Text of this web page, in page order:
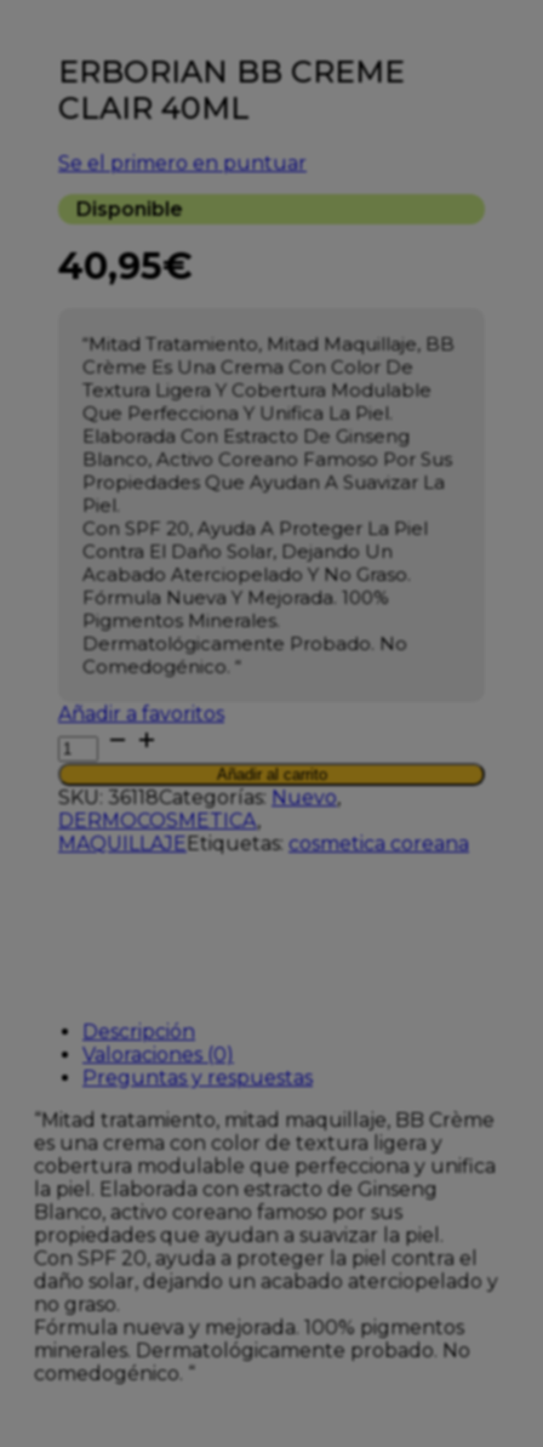
ERBORIAN BB CREME
CLAIR 40ML
Se el primero en puntuar
Disponible
40,95€
“Mitad Tratamiento, Mitad Maquillaje, BB
Crème Es Una Crema Con Color De
Textura Ligera Y Cobertura Modulable
Que Perfecciona Y Unifica La Piel.
Elaborada Con Estracto De Ginseng
Blanco, Activo Coreano Famoso Por Sus
Propiedades Que Ayudan A Suavizar La
Piel.
Con SPF 20, Ayuda A Proteger La Piel
Contra El Daño Solar, Dejando Un
Acabado Aterciopelado Y No Graso.
Fórmula Nueva Y Mejorada. 100%
Pigmentos Minerales.
Dermatológicamente Probado. No
Comedogénico. “
Añadir a favoritos
ERBORIAN
BB
CREME
CLAIR
40ML
cantidad
Añadir al carrito
SKU: 36118Categorías: Nuevo,
DERMOCOSMETICA,
MAQUILLAJEEtiquetas: cosmetica coreana
Descripción
Valoraciones (0)
Preguntas y respuestas
“Mitad tratamiento, mitad maquillaje, BB Crème
es una crema con color de textura ligera y
cobertura modulable que perfecciona y unifica
la piel. Elaborada con estracto de Ginseng
Blanco, activo coreano famoso por sus
propiedades que ayudan a suavizar la piel.
Con SPF 20, ayuda a proteger la piel contra el
daño solar, dejando un acabado aterciopelado y
no graso.
Fórmula nueva y mejorada. 100% pigmentos
minerales. Dermatológicamente probado. No
comedogénico. “